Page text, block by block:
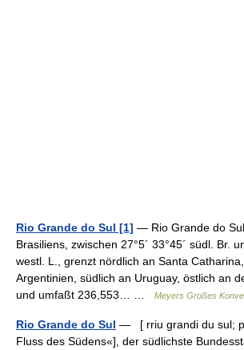
Rio Grande do Sul [1] — Rio Grande do
Brasiliens, zwischen 27°5´ 33°45´ südl. Br.
westl. L., grenzt nördlich an Santa
Argentinien, südlich an Uruguay, östlich an
und umfaßt 236,553… …
Meyers Großes
Rio Grande do Sul — [ rriu grandi du sul;
Fluss des Südens«], der südlichste